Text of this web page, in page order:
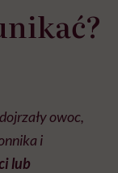
owoc,
i
lub